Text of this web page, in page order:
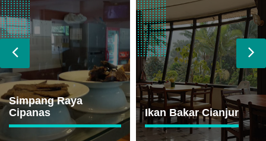
Simpang Raya
Cipanas
Ikan Bakar Cianjur